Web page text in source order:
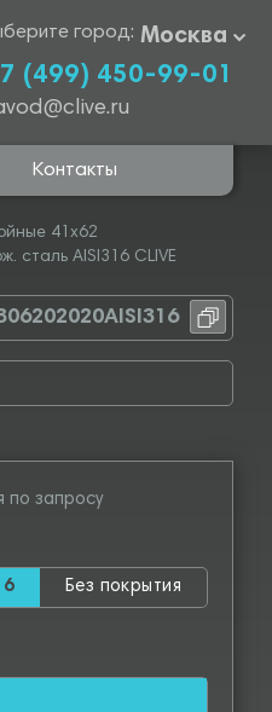
город: Москва
(499) 450-99-01
Контакты
41х62
сталь AISI316 CLIVE
по запросу
Без покрытия